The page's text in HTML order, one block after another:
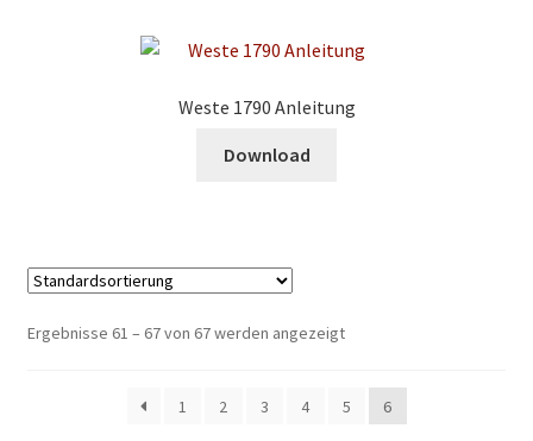
Weste 1790 Anleitung
Download
Ergebnisse 61 – 67 von 67 werden angezeigt
1 2 3 4 5 6